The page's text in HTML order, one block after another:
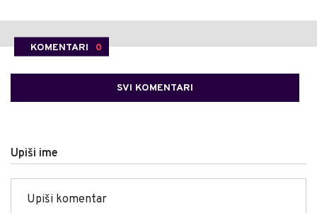
KOMENTARI 0
SVI KOMENTARI
Upiši ime